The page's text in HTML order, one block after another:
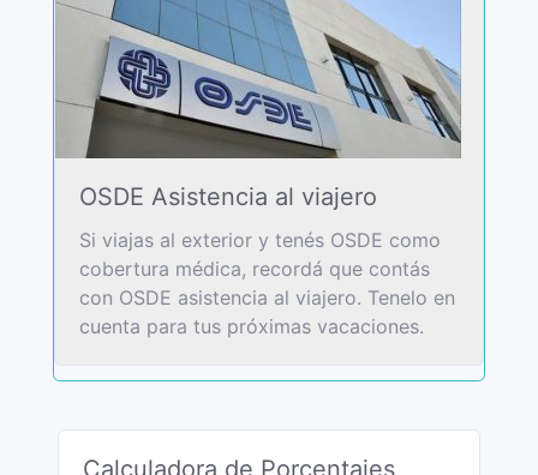
OSDE Asistencia al viajero
Si viajas al exterior y tenés OSDE como
cobertura médica, recordá que contás
con OSDE asistencia al viajero. Tenelo en
cuenta para tus próximas vacaciones.
Calculadora de Porcentajes